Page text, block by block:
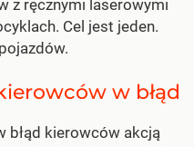
z ręcznymi laserowymi
Cel jest jeden.
w błąd
błąd kierowców akcją